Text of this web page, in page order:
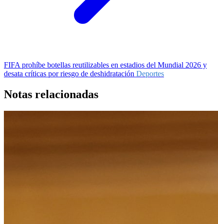
FIFA prohíbe botellas reutilizables en estadios del Mundial 2026 y
desata críticas por riesgo de deshidratación Deportes
Notas relacionadas